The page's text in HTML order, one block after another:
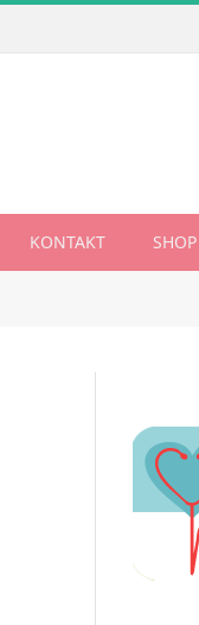
KONTAKT SHOP